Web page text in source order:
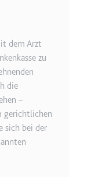
dem Arzt
zu
die
–
gerichtlichen
sich bei der